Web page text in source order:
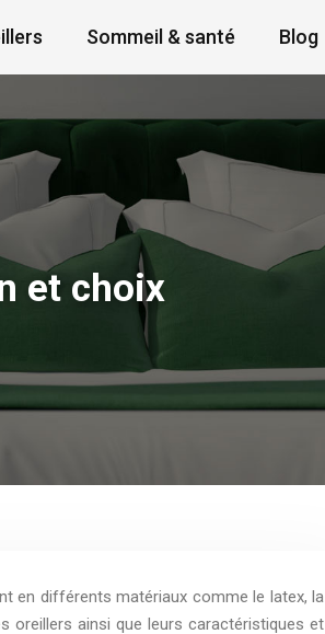
Sommeil & santé Blog
et choix
en différents matériaux comme le latex, la
oreillers ainsi que leurs caractéristiques et